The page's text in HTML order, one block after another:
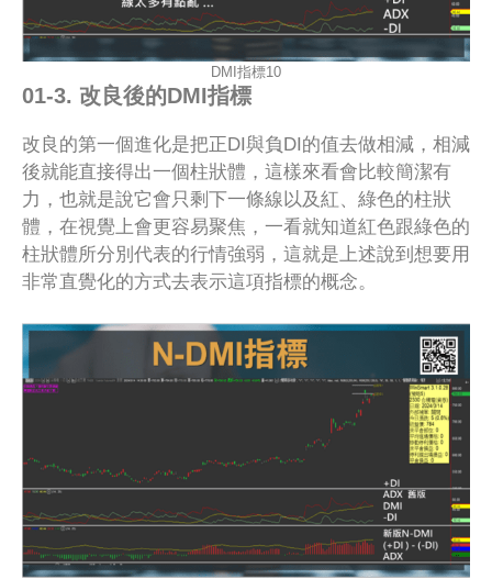
DMI指標10
01-3. 改良後的DMI指標
改良的第一個進化是把正DI與負DI的值去做相減，相減
後就能直接得出一個柱狀體，這樣來看會比較簡潔有
力，也就是說它會只剩下一條線以及紅、綠色的柱狀
體，在視覺上會更容易聚焦，一看就知道紅色跟綠色的
柱狀體所分別代表的行情強弱，這就是上述說到想要用
非常直覺化的方式去表示這項指標的概念。